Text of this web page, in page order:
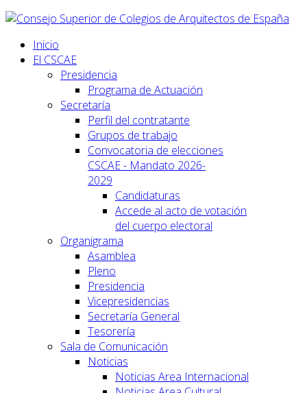
Inicio
El CSCAE
Presidencia
Programa de Actuación
Secretaría
Perfil del contratante
Grupos de trabajo
Convocatoria de elecciones
CSCAE - Mandato 2026-
2029
Candidaturas
Accede al acto de votación
del cuerpo electoral
Organigrama
Asamblea
Pleno
Presidencia
Vicepresidencias
Secretaría General
Tesorería
Sala de Comunicación
Noticias
Noticias Area Internacional